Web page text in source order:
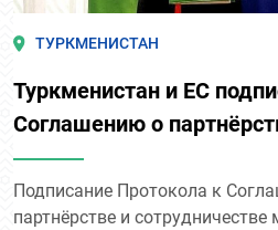
ТУРКМЕНИСТАН
Туркменистан и ЕС
Соглашению о
сотрудничестве
Подписание Протокола к
партнёрстве и